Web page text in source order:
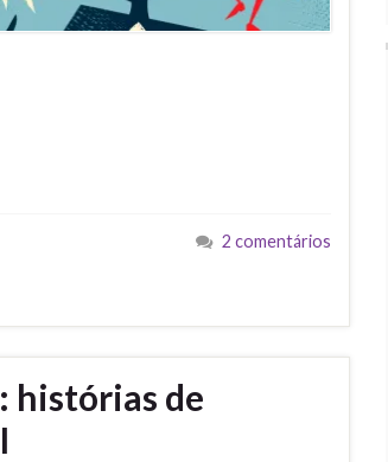
2 comentários
histórias de